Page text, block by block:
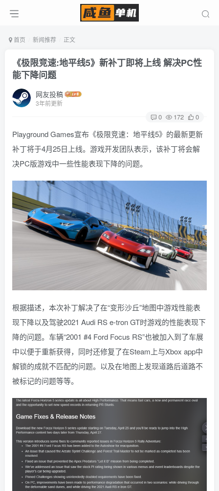
首页 新闻推荐 正文
《极限竞速:地平线5》新补丁即将上线 解决PC性
能下降问题
网友投稿
3年前更新
0 172 0
Playground Games宣布《极限竞速：地平线5》的最新更新
补丁将于4月25日上线。游戏开发团队表示，该补丁将会解
决PC版游戏中一些性能表现下降的问题。
根据描述，本次补丁解决了在“变形沙丘”地图中游戏性能表
现下降以及驾驶2021 Audi RS e-tron GT时游戏的性能表现下
降的问题。车辆“2001 #4 Ford Focus RS”也被加入到了车展
中以便于重新获得，同时还修复了在Steam上与Xbox app中
解锁的成就不匹配的问题。以及在地图上发现道路后道路不
被标记的问题等等。